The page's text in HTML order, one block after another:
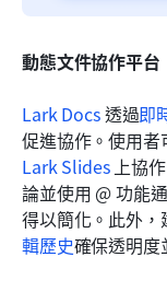
動態文件協作平台
Lark Docs 透過即
促進協作。使用者
Lark Slides 上協
論並使用 @ 功能
得以簡化。此外
輯歷史確保透明度